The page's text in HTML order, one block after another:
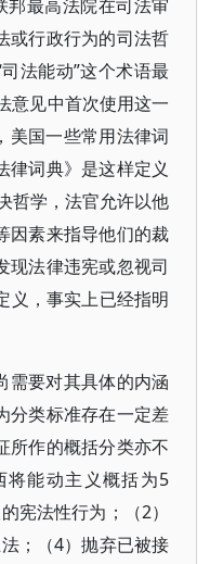
邦最高法院在司法审
或行政行为的司法哲
法能动”这个术语最
意见中首次使用这一
美国一些常用法律词
律词典》是这样定义
哲学，法官允许以他
因素来指导他们的裁
现法律违宪或忽视司
义，事实上已经指明
需要对其具体的内涵
分类标准存在一定差
所作的概括分类亦不
将能动主义概括为5
宪法性行为；（2）
；（4）抛弃已被接